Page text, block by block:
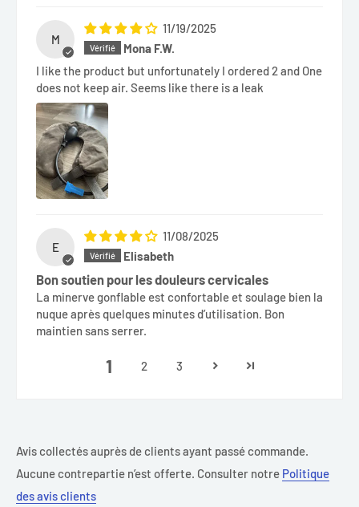
M
11/19/2025
Mona F.W.
I like the product but unfortunately I ordered 2 and One
does not keep air. Seems like there is a leak
E
11/08/2025
Elisabeth
Bon soutien pour les douleurs cervicales
La minerve gonflable est confortable et soulage bien la
nuque après quelques minutes d’utilisation. Bon
maintien sans serrer.
1 2 3
Avis collectés auprès de clients ayant passé commande.
Aucune contrepartie n’est offerte. Consulter notre Politique
des avis clients